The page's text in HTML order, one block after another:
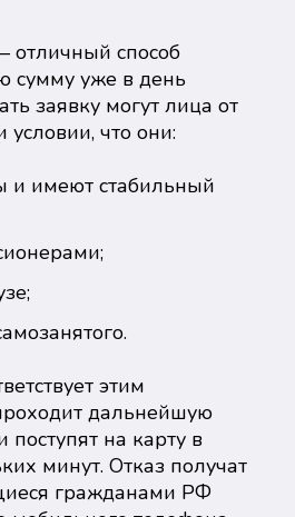
способ
сумму уже в день
заявку могут лица от
что они:
и имеют стабильный
этим
дальнейшую
поступят на карту в
минут. Отказ получат
гражданами РФ